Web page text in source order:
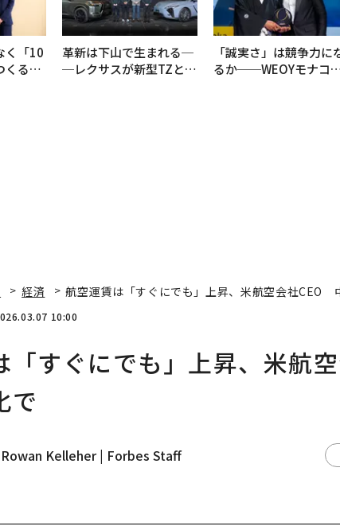
く「10
くる─
革新は下山で生まれる─
─レクサスが新型TZとE
「誠実さ」は競争力に
るか──WEOYモナコ
経済 航空運賃は「すぐにでも」上昇、米航空会社CEO
10:00
「すぐにでも」上昇、米航
で
Kelleher | Forbes Staff